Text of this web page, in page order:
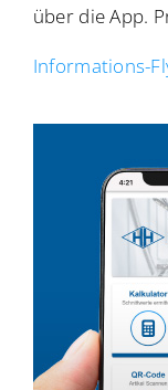
über die App.
Informations-